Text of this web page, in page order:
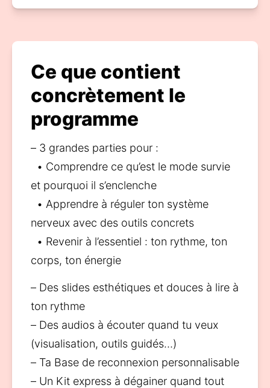
Ce que contient
concrètement le
programme
– 3 grandes parties pour :
• Comprendre ce qu’est le mode survie
et pourquoi il s’enclenche
• Apprendre à réguler ton système
nerveux avec des outils concrets
• Revenir à l’essentiel : ton rythme, ton
corps, ton énergie
– Des slides esthétiques et douces à lire à
ton rythme
– Des audios à écouter quand tu veux
(visualisation, outils guidés…)
– Ta Base de reconnexion personnalisable
– Un Kit express à dégainer quand tout